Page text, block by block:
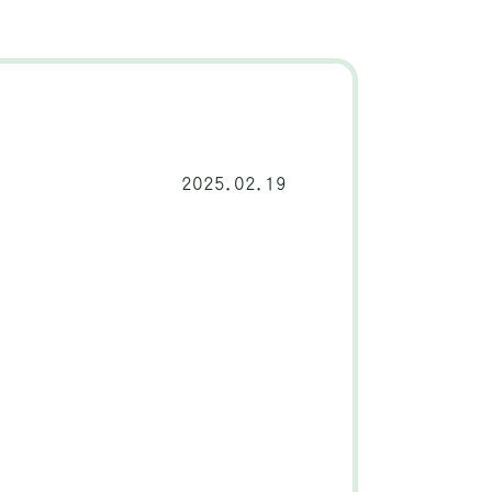
2025.02.19